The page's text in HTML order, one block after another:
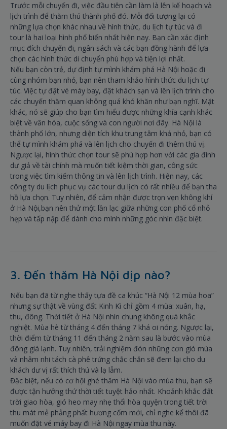
Trước mỗi chuyến đi, việc đầu tiên cần làm là lên kế hoạch và
lịch trình để thăm thú thành phố đó. Mỗi đối tượng lại có
những lựa chọn khác nhau về hình thức, du lịch tự túc và đi
tour là hai loại hình phổ biến nhất hiện nay. Bạn cần xác định
mục đích chuyến đi, ngân sách và các bạn đồng hành để lựa
chọn các hình thức di chuyển phù hợp và tiện lợi nhất.
Nếu bạn còn trẻ, dự định tự mình khám phá Hà Nội hoặc đi
cùng nhóm bạn nhỏ, bạn nên tham khảo hình thức du lịch tự
túc. Việc tự đặt vé máy bay, đặt khách sạn và lên lịch trình cho
các chuyến thăm quan không quá khó khăn như bạn nghĩ. Mặt
khác, nó sẽ giúp cho bạn tìm hiểu được những khía cạnh khác
biệt về văn hóa, cuộc sống và con người nơi đây. Hà Nội là
thành phố lớn, nhưng diện tích khu trung tâm khá nhỏ, bạn có
thể tự mình khám phá và lên lịch cho chuyến đi thêm thú vị.
Ngược lại, hình thức chọn tour sẽ phù hợp hơn với các gia đình
dư giả về tài chính mà muốn tiết kiệm thời gian, công sức
trong việc tìm kiếm thông tin và lên lịch trình. Hiện nay, các
công ty du lịch phục vụ các tour du lịch có rất nhiều để bạn tha
hồ lựa chọn. Tuy nhiên, để cảm nhận được trọn vẹn không khí
ở Hà Nội,bạn nên thử một lần lạc giữa những con phố cổ nhỏ
hẹp và tấp nập để dành cho mình những góc nhìn đặc biệt.
3. Đến thăm Hà Nội dịp nào?
Nếu bạn đã từ nghe thấy tựa đề ca khúc “Hà Nội 12 mùa hoa”
nhưng sự thật về vùng đất Kinh Kì chỉ gồm 4 mùa: xuân, hạ,
thu, đông. Thời tiết ở Hà Nội nhìn chung không quá khắc
nghiệt. Mùa hè từ tháng 4 đến tháng 7 khá oi nóng. Ngược lại,
thời điểm từ tháng 11 đến tháng 2 năm sau là bước vào mùa
đông giá lạnh. Tuy nhiên, trải nghiệm đón những cơn gió mùa
và nhâm nhi tách cà phê trứng chắc chắn sẽ đem lại cho du
khách dư vị rất thích thú và lạ lẫm.
Đặc biệt, nếu có cơ hội ghé thăm Hà Nội vào mùa thu, bạn sẽ
được tận hưởng thứ thời tiết tuyệt hảo nhất. Khoảnh khắc đất
trời giao hòa, gió heo may nhẹ thổi hòa quyện trong tiết trời
thu mát mẻ phảng phất hương cốm mới, chỉ nghe kể thôi đã
muốn đặt vé máy bay đi Hà Nội ngay mùa thu này.